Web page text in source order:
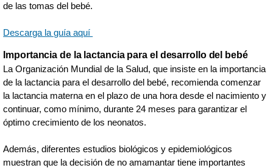
de las tomas del bebé.
Descarga la guía aquí
Importancia de la lactancia para el desarrollo del bebé
La Organización Mundial de la Salud, que insiste en la importancia
de la lactancia para el desarrollo del bebé, recomienda comenzar
la lactancia materna en el plazo de una hora desde el nacimiento y
continuar, como mínimo, durante 24 meses para garantizar el
óptimo crecimiento de los neonatos.
Además, diferentes estudios biológicos y epidemiológicos
muestran que la decisión de no amamantar tiene importantes